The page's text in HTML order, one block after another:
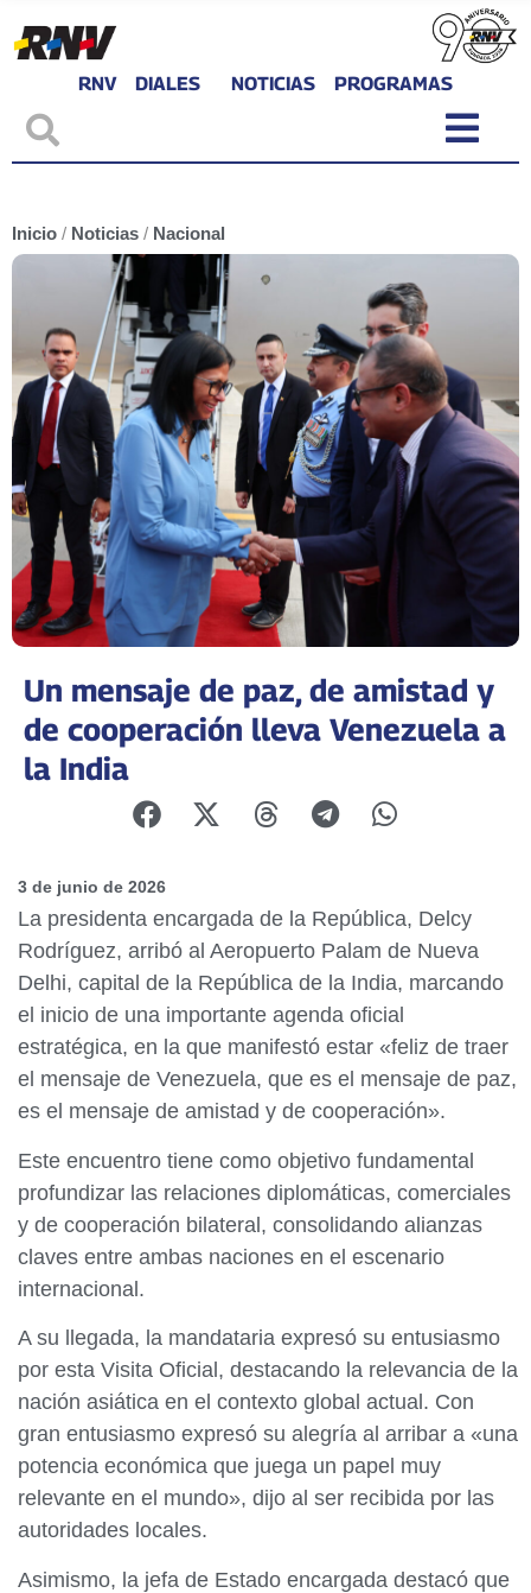
RNV DIALES NOTICIAS PROGRAMAS
Inicio / Noticias / Nacional
Un mensaje de paz, de amistad y
de cooperación lleva Venezuela a
la India
3 de junio de 2026
La presidenta encargada de la República, Delcy
Rodríguez, arribó al Aeropuerto Palam de Nueva
Delhi, capital de la República de la India, marcando
el inicio de una importante agenda oficial
estratégica, en la que manifestó estar «feliz de traer
el mensaje de Venezuela, que es el mensaje de paz,
es el mensaje de amistad y de cooperación».
Este encuentro tiene como objetivo fundamental
profundizar las relaciones diplomáticas, comerciales
y de cooperación bilateral, consolidando alianzas
claves entre ambas naciones en el escenario
internacional.
A su llegada, la mandataria expresó su entusiasmo
por esta Visita Oficial, destacando la relevancia de la
nación asiática en el contexto global actual. Con
gran entusiasmo expresó su alegría al arribar a «una
potencia económica que juega un papel muy
relevante en el mundo», dijo al ser recibida por las
autoridades locales.
Asimismo, la jefa de Estado encargada destacó que